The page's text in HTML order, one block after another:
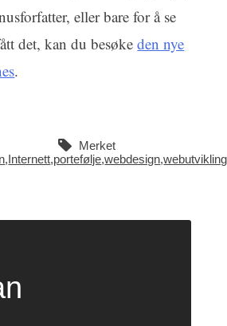
eller bare for å se
det, kan du besøkeden nye
.
Merket
,Internett,portefølje,webdesign,webutvikling